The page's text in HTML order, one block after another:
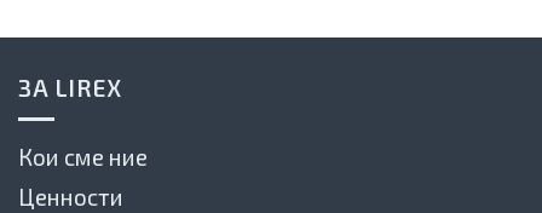
ЗА LIREX
Кои сме ние
Ценности